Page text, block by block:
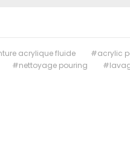
acrylique fluide #acrylic
#nettoyage pouring